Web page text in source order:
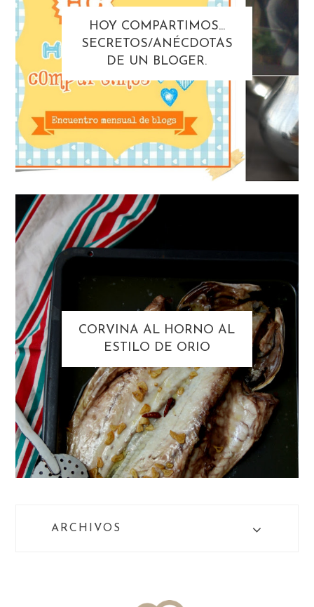
HOY COMPARTIMOS...
SECRETOS/ANÉCDOTAS
DE UN BLOGER.
CORVINA AL HORNO AL
ESTILO DE ORIO
ARCHIVOS